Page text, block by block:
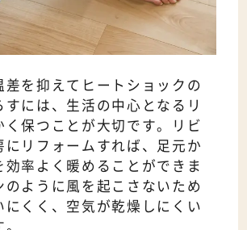
差を抑えてヒートショックの
すには、生活の中心となるリ
く保つことが大切です。リビ
にリフォームすれば、足元か
効率よく暖めることができま
のように風を起こさないため
にくく、空気が乾燥しにくい